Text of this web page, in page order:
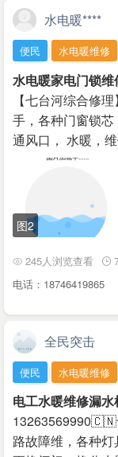
水电暖****
便民 水电暖维修
水电暖家电门锁维
【七台河综合修
手，各种门窗锁
通风口， 水暖，
图2
245人浏览查看
电话：18746419865
全民突击
便民 水电暖维修
电工水暖维修漏水
13263569990🇨🇳
路故障维，各种